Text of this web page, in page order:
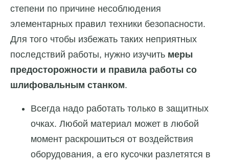
степени по причине несоблюдения
элементарных правил техники безопасности.
Для того чтобы избежать таких неприятных
последствий работы, нужно изучить меры
предосторожности и правила работы со
шлифовальным станком.
Всегда надо работать только в защитных
очках. Любой материал может в любой
момент раскрошиться от воздействия
оборудования, а его кусочки разлетятся в